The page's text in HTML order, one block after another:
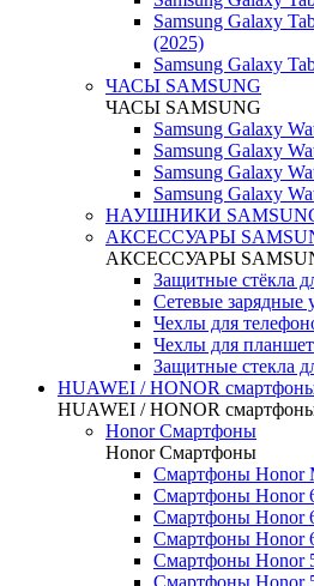
Samsung Galaxy
(2025)
Samsung Galaxy
ЧАСЫ SAMSUNG
ЧАСЫ SAMSUNG
Samsung Galaxy
Samsung Galaxy
Samsung Galaxy
Samsung Galaxy
НАУШНИКИ
АКСЕССУАРЫ
АКСЕССУАРЫ
Защитные стёкла
Сетевые зарядные
Чехлы для
Чехлы для
Защитные стекла
HUAWEI / HONOR
HUAWEI / HONOR
Honor Смартфоны
Honor Смартфоны
Смартфоны Honor
Смартфоны Honor
Смартфоны Honor
Смартфоны Honor
Смартфоны Honor
Смартфоны Honor